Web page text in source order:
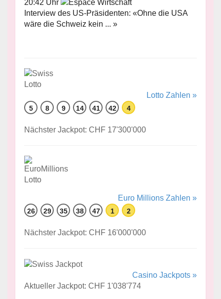
20:42 Uhr
Interview des US-Präsidenten: «Ohne die USA
wäre die Schweiz kein ... »
Lotto Zahlen »
5 8 9 14 41 42 4
Nächster Jackpot: CHF 17'300'000
Euro Millions Zahlen »
26 29 35 38 47 1 2
Nächster Jackpot: CHF 16'000'000
Casino Jackpots »
Aktueller Jackpot: CHF 1'038'774